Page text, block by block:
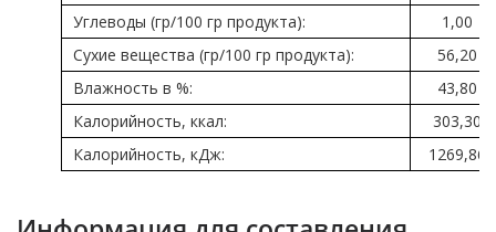
Углеводы (гр/100 гр продукта):
1,00
Сухие вещества (гр/100 гр продукта):
56,20
Влажность в %:
43,80
Калорийность, ккал:
303,30
Калорийность, кДж:
1269,86